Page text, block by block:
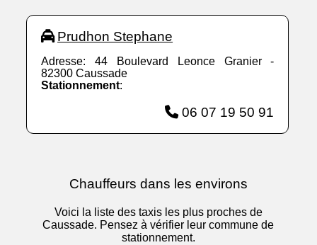
Prudhon Stephane
Adresse: 44 Boulevard Leonce Granier -
82300 Caussade
Stationnement:
06 07 19 50 91
Chauffeurs dans les environs
Voici la liste des taxis les plus proches de
Caussade. Pensez à vérifier leur commune de
stationnement.